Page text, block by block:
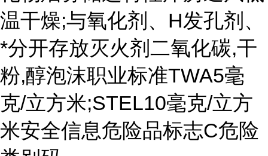
温干燥;与氧化剂、H发孔剂、
*分开存放灭火剂二氧化碳,干
粉,醇泡沫职业标准TWA5毫
克/立方米;STEL10毫克/立方
米安全信息危险品标志C危险